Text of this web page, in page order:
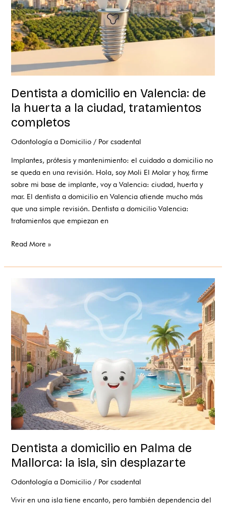
Dentista a domicilio en Valencia: de
la huerta a la ciudad, tratamientos
completos
Odontología a Domicilio / Porcsadental
Implantes, prótesis y mantenimiento: el cuidado a domicilio no
se queda en una revisión. Hola, soy Moli El Molar y hoy, firme
sobre mi base de implante, voy a Valencia: ciudad, huerta y
mar. El dentista a domicilio en Valencia atiende mucho más
que una simple revisión. Dentista a domicilio Valencia:
tratamientos que empiezan en
huerta
a
la
ciudad,
tratamientos
completos
Read More »
Dentista a domicilio en Palma de
Mallorca: la isla, sin desplazarte
Odontología a Domicilio / Porcsadental
Vivir en una isla tiene encanto, pero también dependencia del
en
Palma
de
Mallorca:
la
isla,
sin
desplazarte